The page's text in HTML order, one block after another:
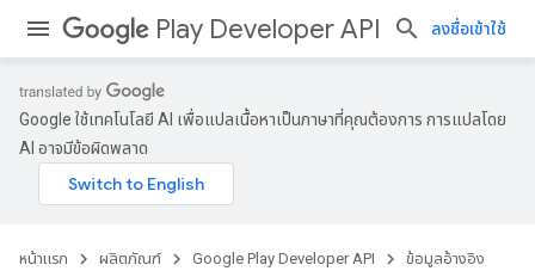
Play Developer API ลงชื่อเข้าใช้
Google ใช้เทคโนโลยี AI เพื่อแปลเนื้อหาเป็นภาษาที่คุณต้องการ การแปลโดย
AI อาจมีข้อผิดพลาด
หน้าแรก ผลิตภัณฑ์ Google Play Developer API ข้อมูลอ้างอิง